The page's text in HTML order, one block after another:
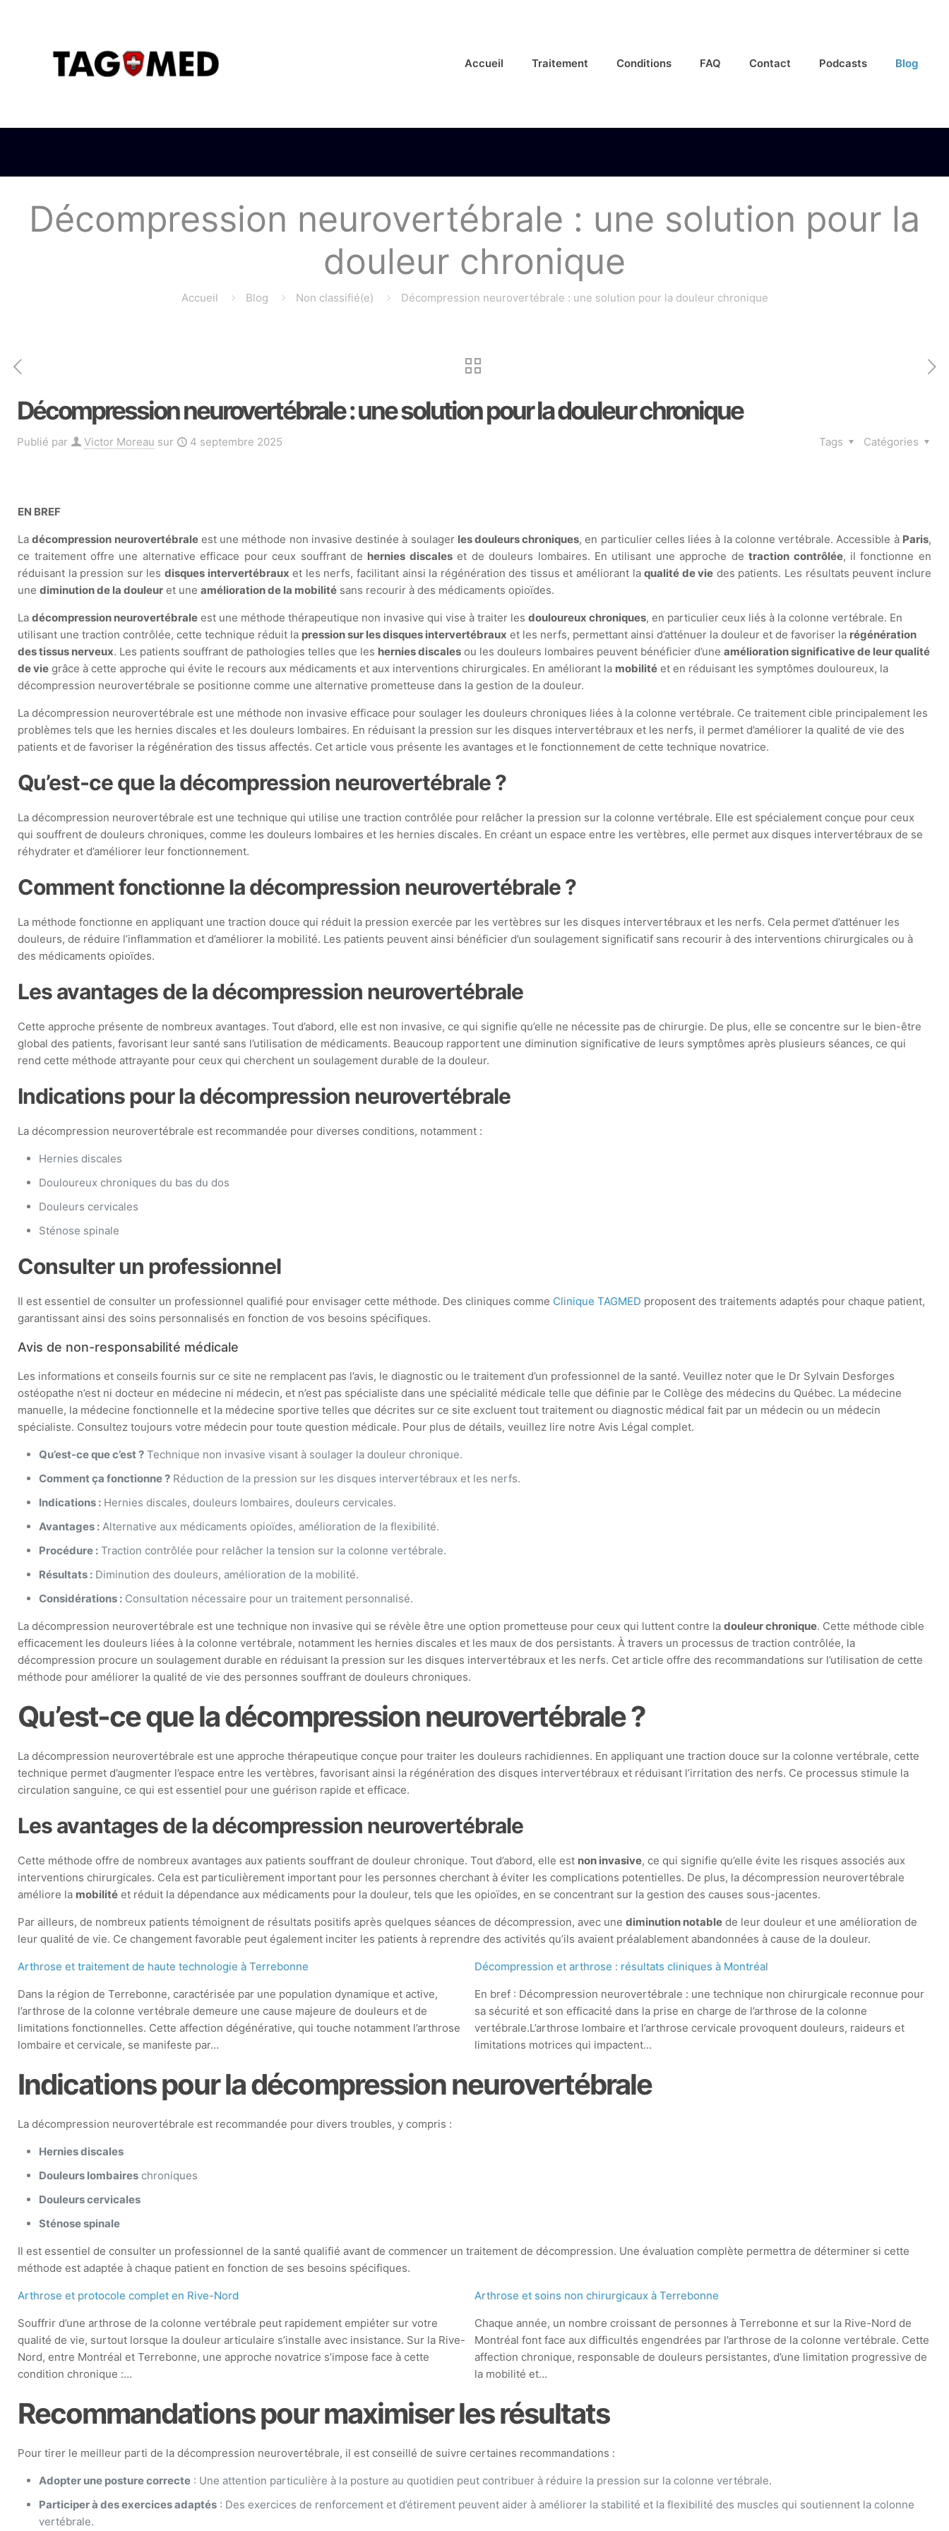
Accueil Traitement Conditions FAQ Contact Podcasts Blog
Décompression neurovertébrale : une solution pour la
douleur chronique
Accueil Blog Non classifié(e) Décompression neurovertébrale : une solution pour la douleur chronique
Décompression neurovertébrale : une solution pour la douleur chronique
Publié par Victor Moreau sur 4 septembre 2025 Catégories
Tags
EN BREF
Ladécompression neurovertébraleest une méthode non invasive destinée à soulager les douleurs chroniques, en particulier celles liées à la colonne vertébrale. Accessible à Paris,
ce traitement offre une alternative efficace pour ceux souffrant de hernies discaleset de douleurs lombaires. En utilisant une approche detraction contrôlée, il fonctionne en
réduisant la pression sur lesdisques intervertébraux et les nerfs, facilitant ainsi la régénération des tissus et améliorant laqualité de vie des patients. Les résultats peuvent inclure
unediminution de la douleur et uneamélioration de la mobilité sans recourir à des médicaments opioïdes.
Ladécompression neurovertébrale est une méthode thérapeutique non invasive qui vise à traiter lesdouloureux chroniques, en particulier ceux liés à la colonne vertébrale. En
utilisant une traction contrôlée, cette technique réduit la pression sur les disques intervertébraux et les nerfs, permettant ainsi d’atténuer la douleur et de favoriser la régénération
des tissus nerveux. Les patients souffrant de pathologies telles que les hernies discales ou les douleurs lombaires peuvent bénéficier d’uneamélioration significative de leur qualité
de vie grâce à cette approche qui évite le recours aux médicaments et aux interventions chirurgicales. En améliorant la mobilité et en réduisant les symptômes douloureux, la
décompression neurovertébrale se positionne comme une alternative prometteuse dans la gestion de la douleur.
La décompression neurovertébrale est une méthode non invasive efficace pour soulager les douleurs chroniques liées à la colonne vertébrale. Ce traitement cible principalement les
problèmes tels que les hernies discales et les douleurs lombaires. En réduisant la pression sur les disques intervertébraux et les nerfs, il permet d’améliorer la qualité de vie des
patients et de favoriser la régénération des tissus affectés. Cet article vous présente les avantages et le fonctionnement de cette technique novatrice.
Qu’est-ce que la décompression neurovertébrale ?
La décompression neurovertébrale est une technique qui utilise une traction contrôlée pour relâcher la pression sur la colonne vertébrale. Elle est spécialement conçue pour ceux
qui souffrent de douleurs chroniques, comme les douleurs lombaires et les hernies discales. En créant un espace entre les vertèbres, elle permet aux disques intervertébraux de se
réhydrater et d’améliorer leur fonctionnement.
Comment fonctionne la décompression neurovertébrale ?
La méthode fonctionne en appliquant une traction douce qui réduit la pression exercée par les vertèbres sur les disques intervertébraux et les nerfs. Cela permet d’atténuer les
douleurs, de réduire l’inflammation et d’améliorer la mobilité. Les patients peuvent ainsi bénéficier d’un soulagement significatif sans recourir à des interventions chirurgicales ou à
des médicaments opioïdes.
Les avantages de la décompression neurovertébrale
Cette approche présente de nombreux avantages. Tout d’abord, elle est non invasive, ce qui signifie qu’elle ne nécessite pas de chirurgie. De plus, elle se concentre sur le bien-être
global des patients, favorisant leur santé sans l’utilisation de médicaments. Beaucoup rapportent une diminution significative de leurs symptômes après plusieurs séances, ce qui
rend cette méthode attrayante pour ceux qui cherchent un soulagement durable de la douleur.
Indications pour la décompression neurovertébrale
La décompression neurovertébrale est recommandée pour diverses conditions, notamment :
Hernies discales
Douloureux chroniques du bas du dos
Douleurs cervicales
Sténose spinale
Consulter un professionnel
Il est essentiel de consulter un professionnel qualifié pour envisager cette méthode. Des cliniques comme Clinique TAGMED proposent des traitements adaptés pour chaque patient,
garantissant ainsi des soins personnalisés en fonction de vos besoins spécifiques.
Avis de non-responsabilité médicale
Les informations et conseils fournis sur ce site ne remplacent pas l’avis, le diagnostic ou le traitement d’un professionnel de la santé. Veuillez noter que le Dr Sylvain Desforges
ostéopathe n’est ni docteur en médecine ni médecin, et n’est pas spécialiste dans une spécialité médicale telle que définie par le Collège des médecins du Québec. La médecine
manuelle, la médecine fonctionnelle et la médecine sportive telles que décrites sur ce site excluent tout traitement ou diagnostic médical fait par un médecin ou un médecin
spécialiste. Consultez toujours votre médecin pour toute question médicale. Pour plus de détails, veuillez lire notre Avis Légal complet.
Qu’est-ce que c’est ? Technique non invasive visant à soulager la douleur chronique.
Comment ça fonctionne ? Réduction de la pression sur les disques intervertébraux et les nerfs.
Indications : Hernies discales, douleurs lombaires, douleurs cervicales.
Avantages : Alternative aux médicaments opioïdes, amélioration de la flexibilité.
Procédure : Traction contrôlée pour relâcher la tension sur la colonne vertébrale.
Résultats : Diminution des douleurs, amélioration de la mobilité.
Considérations : Consultation nécessaire pour un traitement personnalisé.
La décompression neurovertébrale est une technique non invasive qui se révèle être une option prometteuse pour ceux qui luttent contre ladouleur chronique. Cette méthode cible
efficacement les douleurs liées à la colonne vertébrale, notamment les hernies discales et les maux de dos persistants. À travers un processus de traction contrôlée, la
décompression procure un soulagement durable en réduisant la pression sur les disques intervertébraux et les nerfs. Cet article offre des recommandations sur l’utilisation de cette
méthode pour améliorer la qualité de vie des personnes souffrant de douleurs chroniques.
Qu’est-ce que la décompression neurovertébrale ?
La décompression neurovertébrale est une approche thérapeutique conçue pour traiter les douleurs rachidiennes. En appliquant une traction douce sur la colonne vertébrale, cette
technique permet d’augmenter l’espace entre les vertèbres, favorisant ainsi la régénération des disques intervertébraux et réduisant l’irritation des nerfs. Ce processus stimule la
circulation sanguine, ce qui est essentiel pour une guérison rapide et efficace.
Les avantages de la décompression neurovertébrale
Cette méthode offre de nombreux avantages aux patients souffrant de douleur chronique. Tout d’abord, elle est non invasive, ce qui signifie qu’elle évite les risques associés aux
interventions chirurgicales. Cela est particulièrement important pour les personnes cherchant à éviter les complications potentielles. De plus, la décompression neurovertébrale
améliore la mobilité et réduit la dépendance aux médicaments pour la douleur, tels que les opioïdes, en se concentrant sur la gestion des causes sous-jacentes.
Par ailleurs, de nombreux patients témoignent de résultats positifs après quelques séances de décompression, avec unediminution notable de leur douleur et une amélioration de
leur qualité de vie. Ce changement favorable peut également inciter les patients à reprendre des activités qu’ils avaient préalablement abandonnées à cause de la douleur.
Arthrose et traitement de haute technologie à Terrebonne
Dans la région de Terrebonne, caractérisée par une population dynamique et active,
l’arthrose de la colonne vertébrale demeure une cause majeure de douleurs et de
limitations fonctionnelles. Cette affection dégénérative, qui touche notamment l’arthrose
lombaire et cervicale, se manifeste par…
Décompression et arthrose : résultats cliniques à Montréal
En bref : Décompression neurovertébrale : une technique non chirurgicale reconnue pour
sa sécurité et son efficacité dans la prise en charge de l’arthrose de la colonne
vertébrale.L’arthrose lombaire et l’arthrose cervicale provoquent douleurs, raideurs et
limitations motrices qui impactent…
Indications pour la décompression neurovertébrale
La décompression neurovertébrale est recommandée pour divers troubles, y compris :
Hernies discales
Douleurs lombaires chroniques
Douleurs cervicales
Sténose spinale
Il est essentiel de consulter un professionnel de la santé qualifié avant de commencer un traitement de décompression. Une évaluation complète permettra de déterminer si cette
méthode est adaptée à chaque patient en fonction de ses besoins spécifiques.
Arthrose et protocole complet en Rive-Nord
Souffrir d’une arthrose de la colonne vertébrale peut rapidement empiéter sur votre
qualité de vie, surtout lorsque la douleur articulaire s’installe avec insistance. Sur la Rive-
Nord, entre Montréal et Terrebonne, une approche novatrice s’impose face à cette
condition chronique :…
Arthrose et soins non chirurgicaux à Terrebonne
Chaque année, un nombre croissant de personnes à Terrebonne et sur la Rive-Nord de
Montréal font face aux difficultés engendrées par l’arthrose de la colonne vertébrale. Cette
affection chronique, responsable de douleurs persistantes, d’une limitation progressive de
la mobilité et…
Recommandations pour maximiser les résultats
Pour tirer le meilleur parti de la décompression neurovertébrale, il est conseillé de suivre certaines recommandations :
Adopter une posture correcte : Une attention particulière à la posture au quotidien peut contribuer à réduire la pression sur la colonne vertébrale.
Participer à des exercices adaptés : Des exercices de renforcement et d’étirement peuvent aider à améliorer la stabilité et la flexibilité des muscles qui soutiennent la colonne
vertébrale.